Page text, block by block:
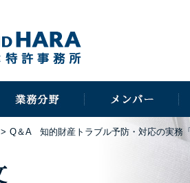
Q＆A 知的財産トラブル予防・対応の実務